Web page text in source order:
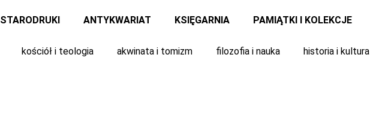
STARODRUKI ANTYKWARIAT KSIĘGARNIA PAMIĄTKI I KOLEKCJE
kościół i teologia akwinata i tomizm filozofia i nauka historia i kultura